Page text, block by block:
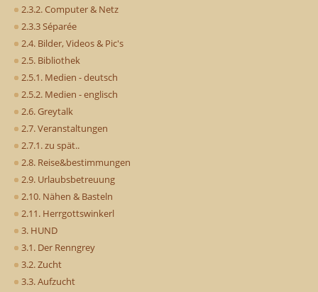
2.3.2. Computer & Netz
2.3.3 Séparée
2.4. Bilder, Videos & Pic's
2.5. Bibliothek
2.5.1. Medien - deutsch
2.5.2. Medien - englisch
2.6. Greytalk
2.7. Veranstaltungen
2.7.1. zu spät..
2.8. Reise&bestimmungen
2.9. Urlaubsbetreuung
2.10. Nähen & Basteln
2.11. Herrgottswinkerl
3. HUND
3.1. Der Renngrey
3.2. Zucht
3.3. Aufzucht